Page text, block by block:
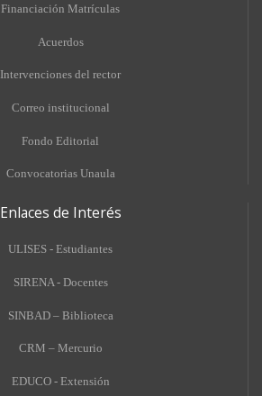
Financiación Matrículas
Acuerdos
Intervenciones del rector
Correo institucional
Fondo Editorial
Convocatorias Unaula
Enlaces de Interés
ULISES - Estudiantes
SIRENA - Docentes
SINBAD – Biblioteca
CRM – Mercurio
EDUCO - Extensión